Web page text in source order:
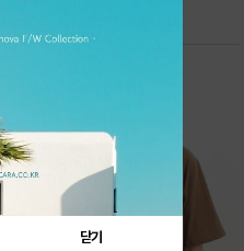
엣이 편안하며 ★도회적인 무드로 루즈하게 단독
닫기